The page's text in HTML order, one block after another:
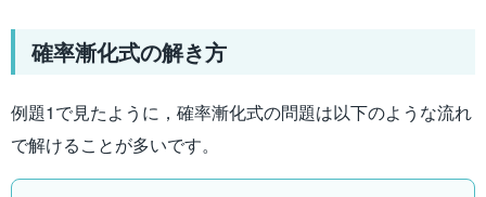
確率漸化式の解き方
例題1で見たように，確率漸化式の問題は以下のような流れ
で解けることが多いです。